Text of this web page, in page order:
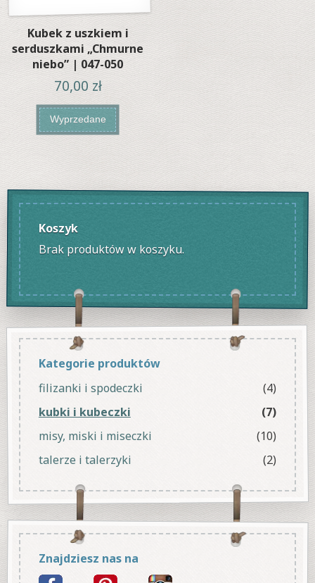
Kubek z uszkiem i
serduszkami „Chmurne
niebo” | 047-050
70,00 zł
Wyprzedane
Koszyk
Brak produktów w koszyku.
Kategorie produktów
filizanki i spodeczki
(4)
kubki i kubeczki
(7)
misy, miski i miseczki
(10)
talerze i talerzyki
(2)
Znajdziesz nas na